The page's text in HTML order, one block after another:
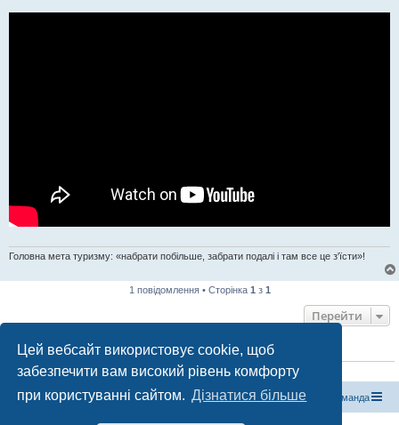
Цей вебсайт використовує cookie, щоб
забезпечити вам високий рівень комфорту
при користуванні сайтом. Дізнатися більше
Головна мета туризму: «набрати побільше, забрати подалі і там все це з'їсти»!
1 повідомлення • Сторінка 1 з 1
Перейти
ХТО ЗАРАЗ ОНЛАЙН
Зараз переглядають цей форум:ClaudeBot [бот ШІ]і 0 гостей
Магазин спорядження Туристичний форум «Рюкзак» Команда